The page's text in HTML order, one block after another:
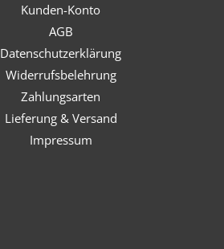
Kunden-Konto
AGB
Datenschutzerklärung
Widerrufsbelehrung
Zahlungsarten
Lieferung & Versand
Impressum